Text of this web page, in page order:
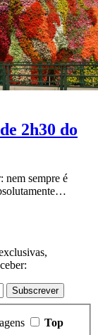
2h30 do
nem sempre é
Subscrever
Top